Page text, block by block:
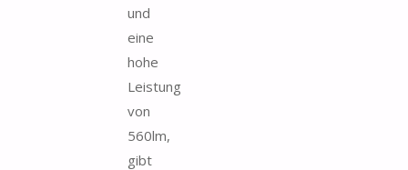
und
eine
hohe
Leistung
von
560lm,
gibt